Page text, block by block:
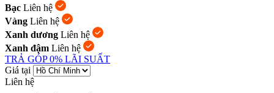
Bạc Liên hệ
Vàng Liên hệ
Xanh dương Liên hệ
Xanh đậm Liên hệ
TRẢ GÓP 0% LÃI SUẤT
Giá tại
Liên hệ